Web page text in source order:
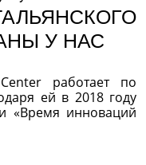
У НАС
работает по
ей в 2018 году
«Время инноваций